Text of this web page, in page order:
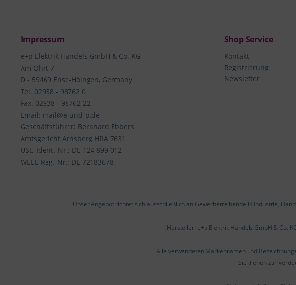
Impressum
e+p Elektrik Handels GmbH & Co. KG
Am Ohrt 7
D - 59469 Ense-Höingen, Germany
Tel. 02938 - 98762 0
Fax. 02938 - 98762 22
Email: mail@e-und-p.de
Geschäftsführer: Bernhard Ebbers
Amtsgericht Arnsberg HRA 7631
USt.-Ident.-Nr.: DE 124 899 012
WEEE Reg.-Nr.: DE 72183678
Shop Service
Kontakt
Registrierung
Newsletter
Unser Angebot richtet sich ausschließlich an Gewerbetreibende in Industrie,
Hersteller: e+p Elektrik Handels GmbH & Co.
Alle verwendeten Markennamen und
Sie dienen zur